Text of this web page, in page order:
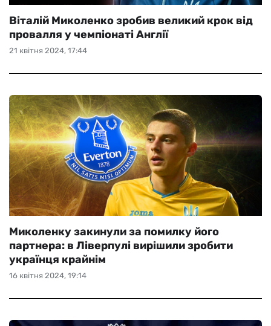
21 квітня 2024, 17:44
Віталій Миколенко зробив великий крок від
провалля у чемпіонаті Англії
16 квітня 2024, 19:14
Миколенку закинули за помилку його
партнера: в Ліверпулі вирішили зробити
українця крайнім